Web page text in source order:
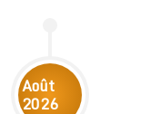
Août
2026